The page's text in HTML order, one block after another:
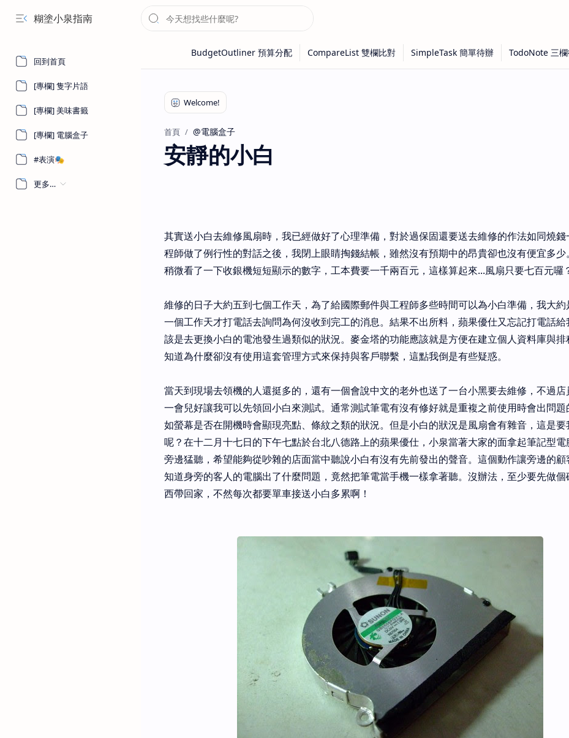
糊塗小泉指南
回到首頁
[專欄] 隻字片語
[專欄] 美味書籤
[專欄] 電腦盒子
#表演🎭
更多…
首頁 @電腦盒子
安靜的小白
其實送小白去維修風扇時，我已經做好了心理準備，對於過保固還要送去維修的作法如同燒錢
程師做了例行性的對話之後，我閉上眼睛掏錢結帳，雖然沒有預期中的昂貴卻也沒有便宜多少
稍微看了一下收銀機短短顯示的數字，工本費要一千兩百元，這樣算起來...風扇只要七百元囉
維修的日子大約五到七個工作天，為了給國際郵件與工程師多些時間可以為小白準備，我大約
一個工作天才打電話去詢問為何沒收到完工的消息。結果不出所料，蘋果優仕又忘記打電話給
該是去更換小白的電池發生過類似的狀況。麥金塔的功能應該就是方便在建立個人資料庫與排
知道為什麼卻沒有使用這套管理方式來保持與客戶聯繫，這點我倒是有些疑惑。
當天到現場去領機的人還挺多的，還有一個會說中文的老外也送了一台小黑要去維修，不過店
一會兒好讓我可以先領回小白來測試。通常測試筆電有沒有修好就是重複之前使用時會出問題
如螢幕是否在開機時會顯現亮點、條紋之類的狀況。但是小白的狀況是風扇會有雜音，這是要
呢？在十二月十七日的下午七點於台北八德路上的蘋果優仕，小泉當著大家的面拿起筆記型電
旁邊猛聽，希望能夠從吵雜的店面當中聽說小白有沒有先前發出的聲音。這個動作讓旁邊的顧
知道身旁的客人的電腦出了什麼問題，竟然把筆電當手機一樣拿著聽。沒辦法，至少要先做個
西帶回家，不然每次都要單車接送小白多累啊！